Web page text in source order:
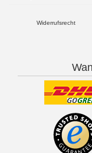
Widerrufsrecht